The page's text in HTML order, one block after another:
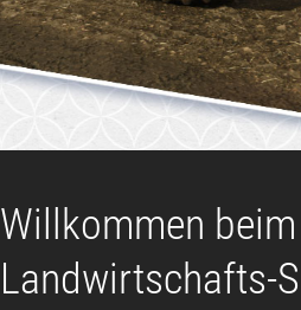
Willkommen beim
Landwirtschafts-